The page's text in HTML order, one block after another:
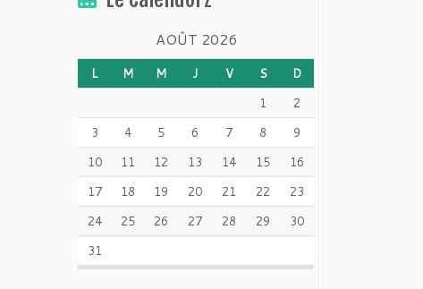
AOÛT 2026
L M M J V S
D
1
2
3
4 5 6 7 8
9
10
11 12 13 14 15
16
17
18 19 20 21 22
23
24
25 26 27 28 29
30
31